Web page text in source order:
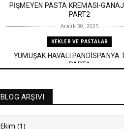
PİŞMEYEN PASTA KREMASI-
PART2
Aralık 30, 2025
KEKLER VE PASTALAR
YUMUŞAK HAVALI PANDİSPANYA
PART1
İRMİK HELVASI TARİFİ
BLOG ARŞIVI